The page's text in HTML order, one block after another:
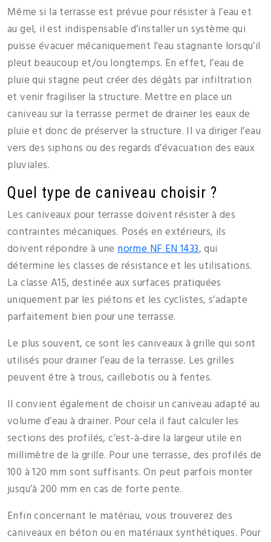
Même si la terrasse est prévue pour résister à l’eau et
au gel, il est indispensable d’installer un système qui
puisse évacuer mécaniquement l’eau stagnante lorsqu’il
pleut beaucoup et/ou longtemps. En effet, l’eau de
pluie qui stagne peut créer des dégâts par infiltration
et venir fragiliser la structure. Mettre en place un
caniveau sur la terrasse permet de drainer les eaux de
pluie et donc de préserver la structure. Il va diriger l’eau
vers des siphons ou des regards d’évacuation des eaux
pluviales.
Quel type de caniveau choisir ?
Les caniveaux pour terrasse doivent résister à des
contraintes mécaniques. Posés en extérieurs, ils
doivent répondre à unenorme NF EN 1433, qui
détermine les classes de résistance et les utilisations.
La classe A15, destinée aux surfaces pratiquées
uniquement par les piétons et les cyclistes, s’adapte
parfaitement bien pour une terrasse.
Le plus souvent, ce sont les caniveaux à grille qui sont
utilisés pour drainer l’eau de la terrasse. Les grilles
peuvent être à trous, caillebotis ou à fentes.
Il convient également de choisir un caniveau adapté au
volume d’eau à drainer. Pour cela il faut calculer les
sections des profilés, c’est-à-dire la largeur utile en
millimètre de la grille. Pour une terrasse, des profilés de
100 à 120 mm sont suffisants. On peut parfois monter
jusqu’à 200 mm en cas de forte pente.
Enfin concernant le matériau, vous trouverez des
caniveaux en béton ou en matériaux synthétiques. Pour